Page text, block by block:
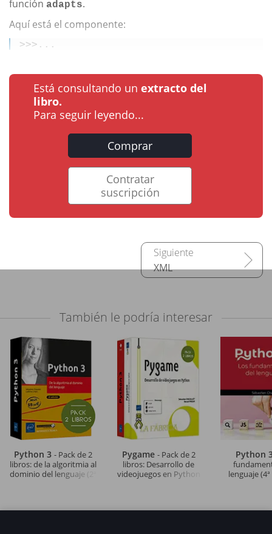
función adapts.
Aquí está el componente:
>>>...
Está consultando un extracto del
libro.
Para seguir leyendo...
Comprar
Contratar
suscripción
XML
También le podría interesar
Python 3 - Pack de 2
libros: de la algoritmia al
dominio del lenguaje (2ª
Pygame - Pack de 2
libros: Desarrollo de
videojuegos en Python
Python
lenguaje